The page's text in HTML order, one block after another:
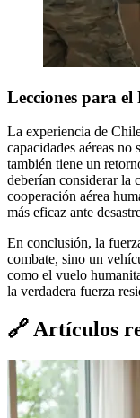
Lecciones para
La experiencia de
capacidades aéreas
también tiene un
deberían considerar la
cooperación aérea
más eficaz ante
En conclusión, la
combate, sino un
como el vuelo
la verdadera fuerza
🔗Artículos